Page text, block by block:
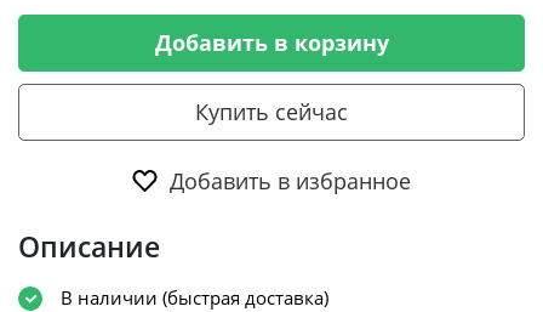
Добавить в корзину
Купить сейчас
Добавить в избранное
Описание
В наличии (быстрая доставка)